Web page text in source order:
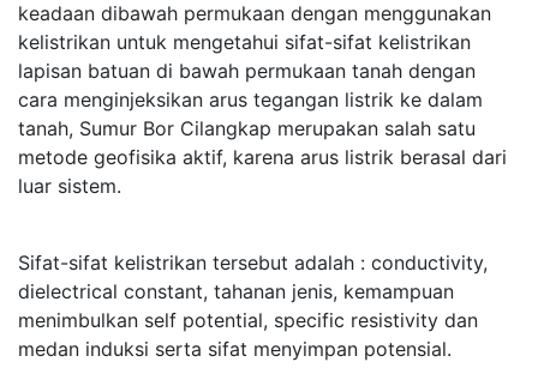
keadaan dibawah permukaan dengan menggunakan
kelistrikan untuk mengetahui sifat-sifat kelistrikan
lapisan batuan di bawah permukaan tanah dengan
cara menginjeksikan arus tegangan listrik ke dalam
tanah, Sumur Bor Cilangkap merupakan salah satu
metode geofisika aktif, karena arus listrik berasal dari
luar sistem.
Sifat-sifat kelistrikan tersebut adalah : conductivity,
dielectrical constant, tahanan jenis, kemampuan
menimbulkan self potential, specific resistivity dan
medan induksi serta sifat menyimpan potensial.